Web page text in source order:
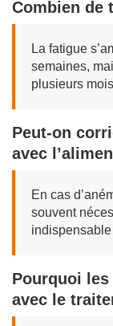
Combien de
La fatigue
semaines,
plusieurs
Peut-on
avec
En cas
souvent
Pourquoi
avec le